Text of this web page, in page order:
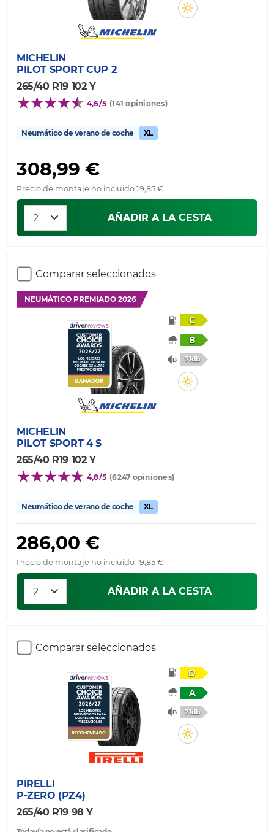
MICHELIN
PILOT SPORT CUP 2
265/40 R19 102 Y
4,6/5 (141 opiniones)
Neumático de verano de coche XL
308,99 €
Precio de montaje no incluido 19,85 €
AÑADIR A LA CESTA
Comparar seleccionados
NEUMÁTICO PREMIADO 2026
C
B
71db
MICHELIN
PILOT SPORT 4 S
265/40 R19 102 Y
4,8/5 (6247 opiniones)
Neumático de verano de coche XL
286,00 €
Precio de montaje no incluido 19,85 €
AÑADIR A LA CESTA
Comparar seleccionados
D
A
71db
PIRELLI
P-ZERO (PZ4)
265/40 R19 98 Y